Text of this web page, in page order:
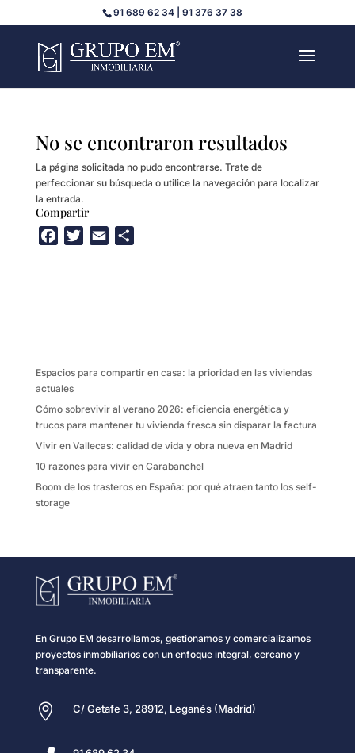
91 689 62 34 | 91 376 37 38
No se encontraron resultados
La página solicitada no pudo encontrarse. Trate de
perfeccionar su búsqueda o utilice la navegación para localizar
la entrada.
Compartir
k
i
Espacios para compartir en casa: la prioridad en las viviendas
actuales
Cómo sobrevivir al verano 2026: eficiencia energética y
trucos para mantener tu vivienda fresca sin disparar la factura
Vivir en Vallecas: calidad de vida y obra nueva en Madrid
10 razones para vivir en Carabanchel
Boom de los trasteros en España: por qué atraen tanto los self-
storage
En Grupo EM desarrollamos, gestionamos y comercializamos
proyectos inmobiliarios con un enfoque integral, cercano y
transparente.
 C/ Getafe 3, 28912, Leganés (Madrid)